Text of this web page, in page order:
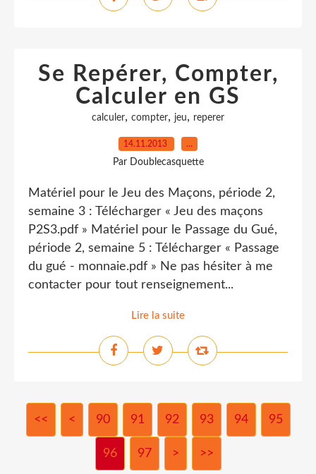
Se Repérer, Compter,
Calculer en GS
calculer, compter, jeu, reperer
14.11.2013 …
Par Doublecasquette
Matériel pour le Jeu des Maçons, période 2,
semaine 3 : Télécharger « Jeu des maçons
P2S3.pdf » Matériel pour le Passage du Gué,
période 2, semaine 5 : Télécharger « Passage
du gué - monnaie.pdf » Ne pas hésiter à me
contacter pour tout renseignement...
Lire la suite
<< < 10
20
30
40
50
60
70
80
90 91 92 93 94 95
96 97 > >>